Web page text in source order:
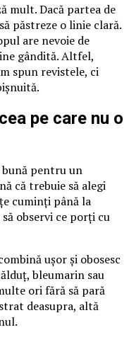
mult. Dacă partea de
păstreze o linie clară.
are nevoie de
gândită. Altfel,
spun revistele, ci
pe care nu o
pentru un
că trebuie să alegi
cuminți până la
observi ce porți cu
ușor și obosesc
bleumarin sau
ori fără să pară
deasupra, altă